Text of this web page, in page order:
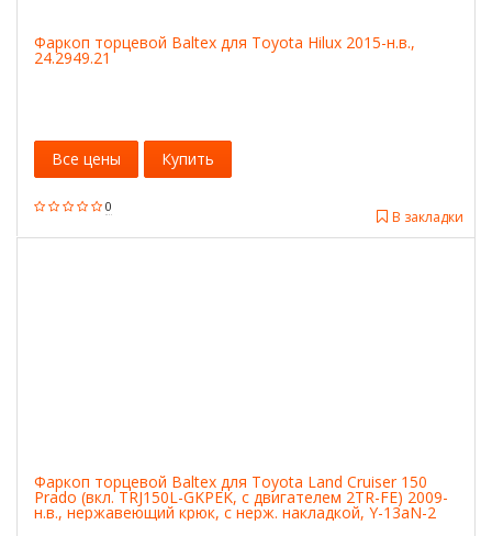
Фаркоп торцевой Baltex для Toyota Hilux 2015-н.в.,
24.2949.21
0
В закладки
Все цены Купить
Фаркоп торцевой Baltex для Toyota Land Cruiser 150
Prado (вкл. TRJ150L-GKPEK, с двигателем 2TR-FE) 2009-
н.в., нержавеющий крюк, с нерж. накладкой, Y-13aN-2